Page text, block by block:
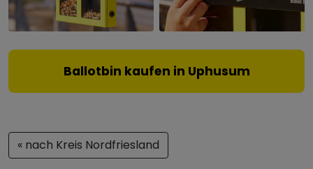
Ballotbin kaufen in Uphusum
« nach Kreis Nordfriesland